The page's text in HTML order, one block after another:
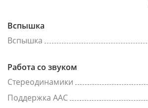
Вспышка
Вспышка
Работа со звуком
Стереодинамики
Поддержка AAC